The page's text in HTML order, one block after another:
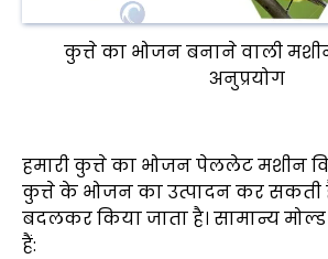
कुत्ते का भोजन बनाने वाली
अनुप्रयोग
हमारी कुत्ते का भोजन पेललेट मशीन
कुत्ते के भोजन का उत्पादन कर सकती
बदलकर किया जाता है। सामान्य
हैं: